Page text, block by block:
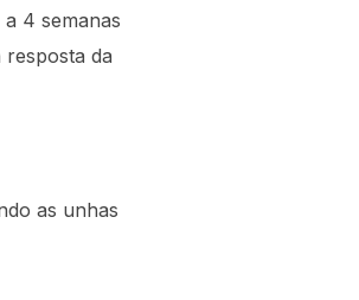
4 semanas
da
as unhas